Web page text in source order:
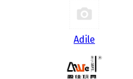
Adile